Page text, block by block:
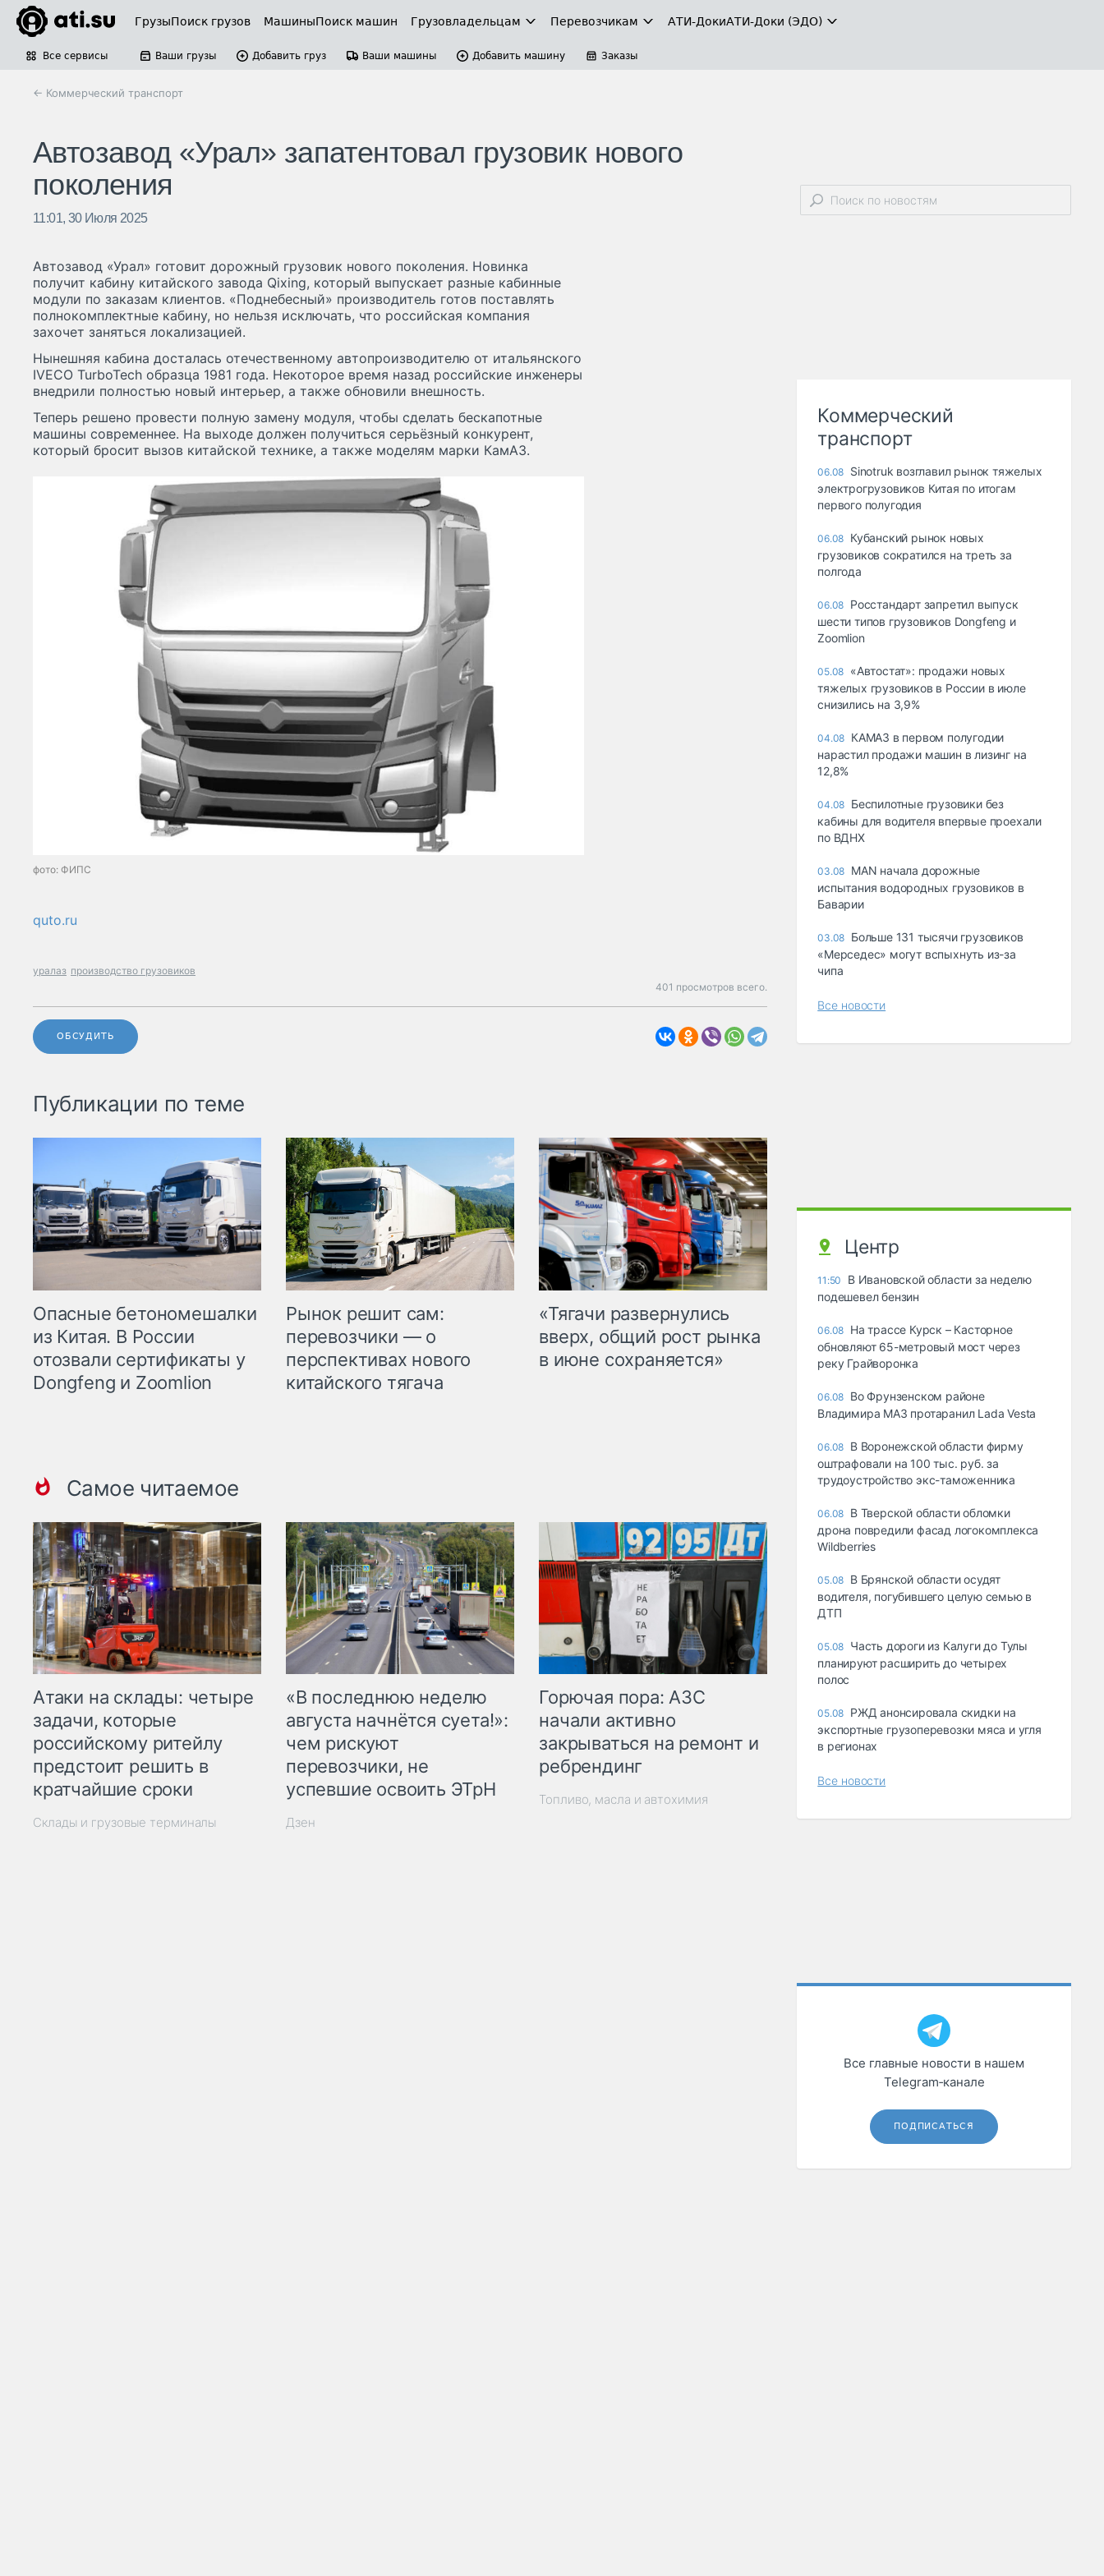
ГрузыПоиск грузов МашиныПоиск машин Грузовладельцам Перевозчикам АТИ-ДокиАТИ-Доки (ЭДО)
Все сервисы Ваши грузы Добавить груз Ваши машины Добавить машину Заказы
← Коммерческий транспорт
Автозавод «Урал» запатентовал грузовик нового
поколения
11:01, 30 Июля 2025
Автозавод «Урал» готовит дорожный грузовик нового поколения. Новинка
получит кабину китайского завода Qixing, который выпускает разные кабинные
модули по заказам клиентов. «Поднебесный» производитель готов поставлять
полнокомплектные кабину, но нельзя исключать, что российская компания
захочет заняться локализацией.
Нынешняя кабина досталась отечественному автопроизводителю от итальянского
IVECO TurboTech образца 1981 года. Некоторое время назад российские инженеры
внедрили полностью новый интерьер, а также обновили внешность.
Теперь решено провести полную замену модуля, чтобы сделать бескапотные
машины современнее. На выходе должен получиться серьёзный конкурент,
который бросит вызов китайской технике, а также моделям марки КамАЗ.
фото: ФИПС
quto.ru
уралаз производство грузовиков
401 просмотров всего.
ОБСУДИТЬ
Публикации по теме
Опасные бетономешалки
из Китая. В России
отозвали сертификаты у
Dongfeng и Zoomlion
Рынок решит сам:
перевозчики — о
перспективах нового
китайского тягача
«Тягачи развернулись
вверх, общий рост рынка
в июне сохраняется»
Самое читаемое
Атаки на склады: четыре
задачи, которые
российскому ритейлу
предстоит решить в
кратчайшие сроки
Склады и грузовые терминалы
«В последнюю неделю
августа начнётся суета!»:
чем рискуют
перевозчики, не
успевшие освоить ЭТрН
Дзен
Горючая пора: АЗС
начали активно
закрываться на ремонт и
ребрендинг
Топливо, масла и автохимия
Коммерческий
транспорт
06.08 Sinotruk возглавил рынок тяжелых
электрогрузовиков Китая по итогам
первого полугодия
06.08 Кубанский рынок новых
грузовиков сократился на треть за
полгода
06.08 Росстандарт запретил выпуск
шести типов грузовиков Dongfeng и
Zoomlion
05.08 «Автостат»: продажи новых
тяжелых грузовиков в России в июле
снизились на 3,9%
04.08 КАМАЗ в первом полугодии
нарастил продажи машин в лизинг на
12,8%
04.08 Беспилотные грузовики без
кабины для водителя впервые проехали
по ВДНХ
03.08 MAN начала дорожные
испытания водородных грузовиков в
Баварии
03.08 Больше 131 тысячи грузовиков
«Мерседес» могут вспыхнуть из-за
чипа
Все новости
Центр
11:50
В Ивановской области за неделю
подешевел бензин
06.08 На трассе Курск – Касторное
обновляют 65-метровый мост через
реку Грайворонка
06.08 Во Фрунзенском районе
Владимира МАЗ протаранил Lada Vesta
06.08 В Воронежской области фирму
оштрафовали на 100 тыс. руб. за
трудоустройство экс-таможенника
06.08 В Тверской области обломки
дрона повредили фасад логокомплекса
Wildberries
05.08 В Брянской области осудят
водителя, погубившего целую семью в
ДТП
05.08 Часть дороги из Калуги до Тулы
планируют расширить до четырех
полос
05.08 РЖД анонсировала скидки на
экспортные грузоперевозки мяса и угля
в регионах
Все новости
Все главные новости в нашем
Telegram‑канале
ПОДПИСАТЬСЯ